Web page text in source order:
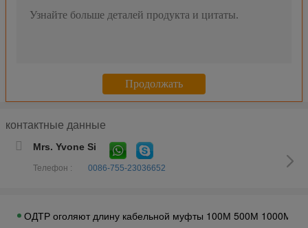
контактные данные
Mrs. Yvone Si
Телефон : 0086-755-23036652
Шлифовальный станок полируя машин оптического волокна
Гибкий провод дуплекса ПВК дуплекса 3.0мм ЛК/УПК ОМ2,
ЛК УПК - проламывание гибкого провода многорежимного
Оптически дровосек ФК - инструменты испытания волокна
3m / 5м кабель заплаты волокна СМ 2 ядров Арморед,
Воздушно-космическое пространство LC LC кабеля
ОДТР оголяют длину кабельной муфты 100М 500М 1000М